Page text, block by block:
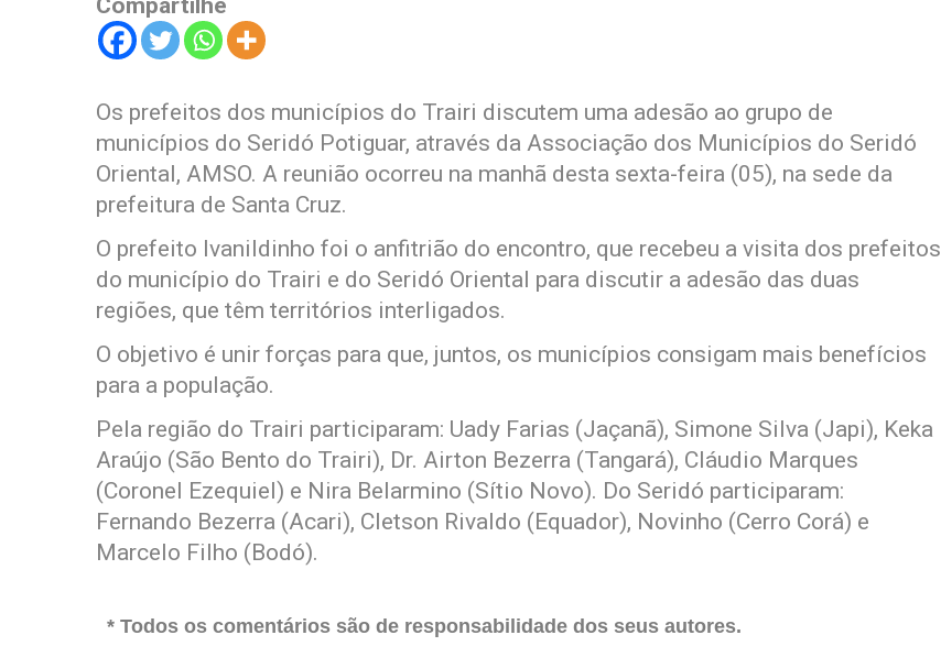
Compartilhe
Os prefeitos dos municípios do Trairi discutem uma adesão ao grupo de
municípios do Seridó Potiguar, através da Associação dos Municípios do Seridó
Oriental, AMSO. A reunião ocorreu na manhã desta sexta-feira (05), na sede da
prefeitura de Santa Cruz.
O prefeito Ivanildinho foi o anfitrião do encontro, que recebeu a visita dos prefeitos
do município do Trairi e do Seridó Oriental para discutir a adesão das duas
regiões, que têm territórios interligados.
O objetivo é unir forças para que, juntos, os municípios consigam mais benefícios
para a população.
Pela região do Trairi participaram: Uady Farias (Jaçanã), Simone Silva (Japi), Keka
Araújo (São Bento do Trairi), Dr. Airton Bezerra (Tangará), Cláudio Marques
(Coronel Ezequiel) e Nira Belarmino (Sítio Novo). Do Seridó participaram:
Fernando Bezerra (Acari), Cletson Rivaldo (Equador), Novinho (Cerro Corá) e
Marcelo Filho (Bodó).
* Todos os comentários são de responsabilidade dos seus autores.